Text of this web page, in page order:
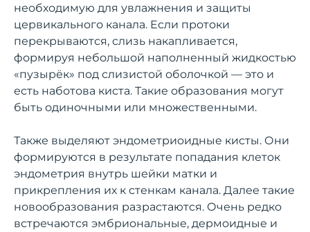
необходимую для увлажнения и защиты
цервикального канала. Если протоки
перекрываются, слизь накапливается,
формируя небольшой наполненный жидкостью
«пузырёк» под слизистой оболочкой — это и
есть наботова киста. Такие образования могут
быть одиночными или множественными.
Также выделяют эндометриоидные кисты. Они
формируются в результате попадания клеток
эндометрия внутрь шейки матки и
прикрепления их к стенкам канала. Далее такие
новообразования разрастаются. Очень редко
встречаются эмбриональные, дермоидные и